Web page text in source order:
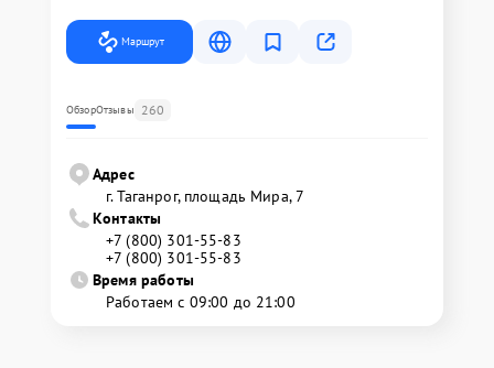
Маршрут
ОбзорОтзывы 260
Адрес
г. Таганрог, площадь Мира, 7
Контакты
+7 (800) 301-55-83
+7 (800) 301-55-83
Время работы
Работаем с 09:00 до 21:00